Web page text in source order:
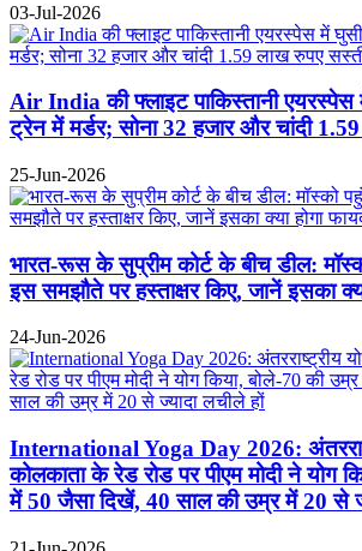
03-Jul-2026
Air India की फ्लाइट पाकिस्तानी
ट्रेन में मर्डर; सोना 32 हजार और चांदी
25-Jun-2026
भारत-रूस के सुप्रीम कोर्ट के बीच डील:
इस समझौते पर हस्ताक्षर किए, जानें इसका
24-Jun-2026
International Yoga Day 2026:
कोलकाता के रेड रोड पर पीएम मोदी ने योग
में 50 जैसा दिखें, 40 साल की उम्र में 20 से